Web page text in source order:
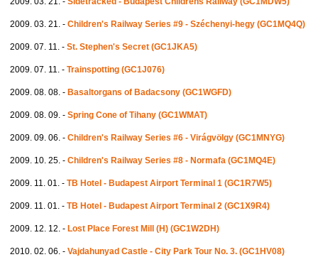
2009. 03. 21. - Children's Railway Series #9 - Széchenyi-hegy (GC1MQ4Q)
2009. 07. 11. - St. Stephen's Secret (GC1JKA5)
2009. 07. 11. - Trainspotting (GC1J076)
2009. 08. 08. - Basaltorgans of Badacsony (GC1WGFD)
2009. 08. 09. - Spring Cone of Tihany (GC1WMAT)
2009. 09. 06. - Children's Railway Series #6 - Virágvölgy (GC1MNYG)
2009. 10. 25. - Children's Railway Series #8 - Normafa (GC1MQ4E)
2009. 11. 01. - TB Hotel - Budapest Airport Terminal 1 (GC1R7W5)
2009. 11. 01. - TB Hotel - Budapest Airport Terminal 2 (GC1X9R4)
2009. 12. 12. - Lost Place Forest Mill (H) (GC1W2DH)
2010. 02. 06. - Vajdahunyad Castle - City Park Tour No. 3. (GC1HV08)